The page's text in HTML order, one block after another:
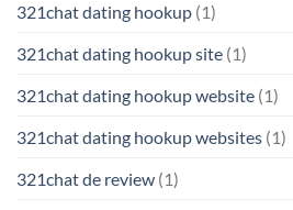
321chat dating hookup (1)
321chat dating hookup site (1)
321chat dating hookup website (1)
321chat dating hookup websites (1)
321chat de review (1)